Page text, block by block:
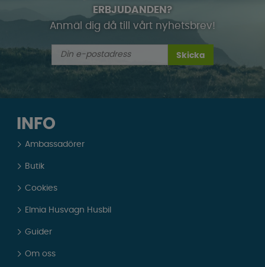
ERBJUDANDEN?
Anmäl dig då till vårt nyhetsbrev!
Skicka
INFO
Ambassadörer
Butik
Cookies
Elmia Husvagn Husbil
Guider
Om oss